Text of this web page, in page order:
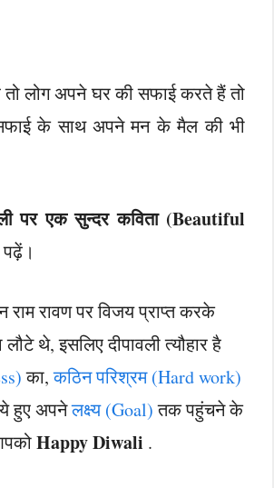
तो लोग अपने घर की सफाई करते हैं तो
के साथ अपने मन के मैल की भी
पर एक सुन्दर कविता (Beautiful
पढ़ें।
राम रावण पर विजय प्राप्त करके
थे, इसलिए दीपावली त्यौहार है
का,कठिन परिश्रम (Hard work)
हुए अपनेलक्ष्य (Goal)तक पहुंचने के
Happy Diwali .